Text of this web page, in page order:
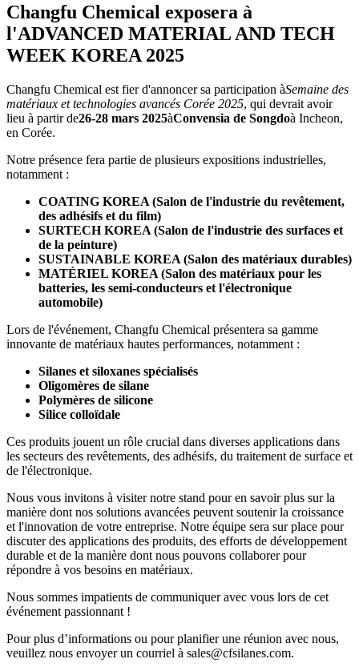
Changfu Chemical exposera à
l'ADVANCED MATERIAL AND TECH
WEEK KOREA 2025
Changfu Chemical est fier d'annoncer sa participation àSemaine des
matériaux et technologies avancés Corée 2025, qui devrait avoir
lieu à partir de26-28 mars 2025àConvensia de Songdoà Incheon,
en Corée.
Notre présence fera partie de plusieurs expositions industrielles,
notamment :
COATING KOREA (Salon de l'industrie du revêtement,
des adhésifs et du film)
SURTECH KOREA (Salon de l'industrie des surfaces et
de la peinture)
SUSTAINABLE KOREA (Salon des matériaux durables)
MATÉRIEL KOREA (Salon des matériaux pour les
batteries, les semi-conducteurs et l'électronique
automobile)
Lors de l'événement, Changfu Chemical présentera sa gamme
innovante de matériaux hautes performances, notamment :
Silanes et siloxanes spécialisés
Oligomères de silane
Polymères de silicone
Silice colloïdale
Ces produits jouent un rôle crucial dans diverses applications dans
les secteurs des revêtements, des adhésifs, du traitement de surface et
de l'électronique.
Nous vous invitons à visiter notre stand pour en savoir plus sur la
manière dont nos solutions avancées peuvent soutenir la croissance
et l'innovation de votre entreprise. Notre équipe sera sur place pour
discuter des applications des produits, des efforts de développement
durable et de la manière dont nous pouvons collaborer pour
répondre à vos besoins en matériaux.
Nous sommes impatients de communiquer avec vous lors de cet
événement passionnant !
Pour plus d’informations ou pour planifier une réunion avec nous,
veuillez nous envoyer un courriel à sales@cfsilanes.com.